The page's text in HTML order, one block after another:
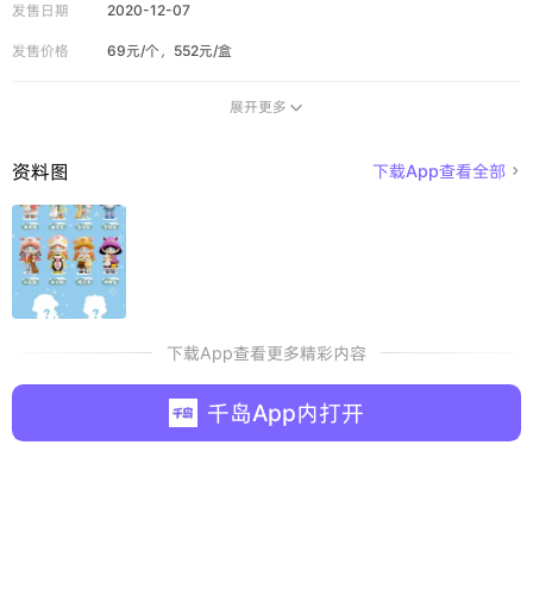
发售日期 2020-12-07
发售价格 69元/个，552元/盒
展开更多 
资料图 下载App查看全部 
下载App查看更多精彩内容
千岛App内打开